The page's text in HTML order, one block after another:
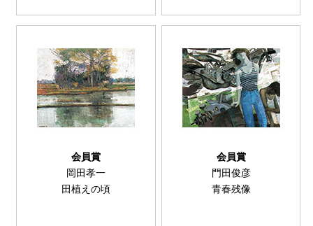
会員賞
岡田孝一
田植えの頃
会員賞
門田俊彦
青春残像